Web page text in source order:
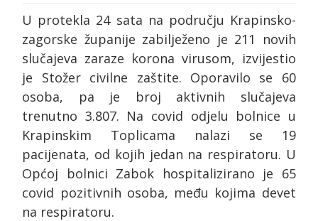
U protekla 24 sata na području Krapinsko-
zagorske županije zabilježeno je 211 novih
slučajeva zaraze korona virusom, izvijestio
je Stožer civilne zaštite. Oporavilo se 60
osoba, pa je broj aktivnih slučajeva
trenutno 3.807. Na covid odjelu bolnice u
Krapinskim Toplicama nalazi se 19
pacijenata, od kojih jedan na respiratoru. U
Općoj bolnici Zabok hospitalizirano je 65
covid pozitivnih osoba, među kojima devet
na respiratoru.